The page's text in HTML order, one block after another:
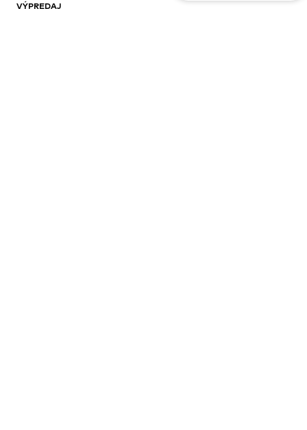
VÝPREDAJ